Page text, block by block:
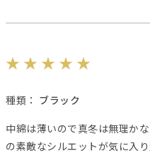
種類： ブラック
中綿は薄いので真冬は無理か
の素敵なシルエットが気に入